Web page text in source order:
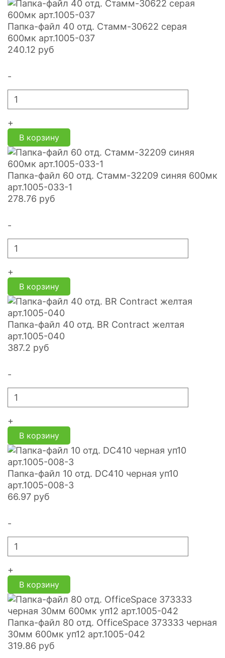
Папка-файл 40 отд. Стамм-30622 серая
600мк арт.1005-037
240.12 руб
-
+
В корзину
Папка-файл 60 отд. Стамм-32209 синяя 600мк
арт.1005-033-1
278.76 руб
-
+
В корзину
Папка-файл 40 отд. BR Contract желтая
арт.1005-040
387.2 руб
-
+
В корзину
Папка-файл 10 отд. DC410 черная уп10
арт.1005-008-3
66.97 руб
-
+
В корзину
Папка-файл 80 отд. OfficeSpace 373333 черная
30мм 600мк уп12 арт.1005-042
319.86 руб